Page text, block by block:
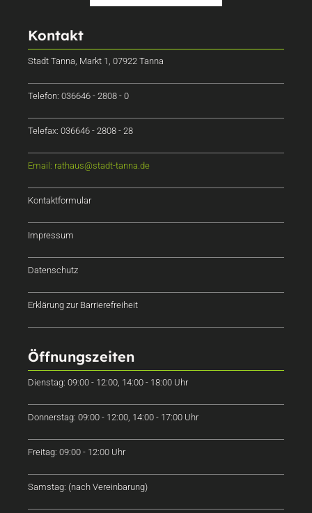
Kontakt
Stadt Tanna, Markt 1, 07922 Tanna
Telefon: 036646 - 2808 - 0
Telefax: 036646 - 2808 - 28
Email: rathaus@stadt-tanna.de
Kontaktformular
Impressum
Datenschutz
Erklärung zur Barrierefreiheit
Öffnungszeiten
Dienstag: 09:00 - 12:00, 14:00 - 18:00 Uhr
Donnerstag: 09:00 - 12:00, 14:00 - 17:00 Uhr
Freitag: 09:00 - 12:00 Uhr
Samstag: (nach Vereinbarung)